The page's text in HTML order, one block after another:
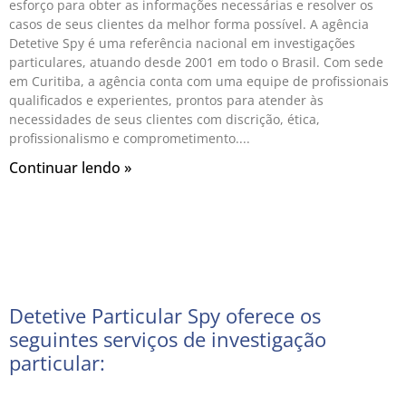
esforço para obter as informações necessárias e resolver os
casos de seus clientes da melhor forma possível. A agência
Detetive Spy é uma referência nacional em investigações
particulares, atuando desde 2001 em todo o Brasil. Com sede
em Curitiba, a agência conta com uma equipe de profissionais
qualificados e experientes, prontos para atender às
necessidades de seus clientes com discrição, ética,
profissionalismo e comprometimento.
Continuar lendo »
Detetive Particular Spy oferece os
seguintes serviços de investigação
particular: